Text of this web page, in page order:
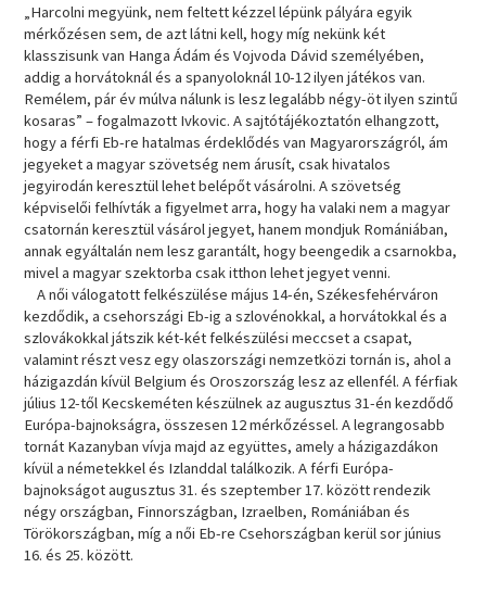
„Harcolni megyünk, nem feltett kézzel lépünk pályára egyik
mérkőzésen sem, de azt látni kell, hogy míg nekünk két
klasszisunk van Hanga Ádám és Vojvoda Dávid személyében,
addig a horvátoknál és a spanyoloknál 10-12 ilyen játékos van.
Remélem, pár év múlva nálunk is lesz legalább négy-öt ilyen szintű
kosaras” – fogalmazott Ivkovic. A sajtótájékoztatón elhangzott,
hogy a férfi Eb-re hatalmas érdeklődés van Magyarországról, ám
jegyeket a magyar szövetség nem árusít, csak hivatalos
jegyirodán keresztül lehet belépőt vásárolni. A szövetség
képviselői felhívták a figyelmet arra, hogy ha valaki nem a magyar
csatornán keresztül vásárol jegyet, hanem mondjuk Romániában,
annak egyáltalán nem lesz garantált, hogy beengedik a csarnokba,
mivel a magyar szektorba csak itthon lehet jegyet venni.
A női válogatott felkészülése május 14-én, Székesfehérváron
kezdődik, a csehországi Eb-ig a szlovénokkal, a horvátokkal és a
szlovákokkal játszik két-két felkészülési meccset a csapat,
valamint részt vesz egy olaszországi nemzetközi tornán is, ahol a
házigazdán kívül Belgium és Oroszország lesz az ellenfél. A férfiak
július 12-től Kecskeméten készülnek az augusztus 31-én kezdődő
Európa-bajnokságra, összesen 12 mérkőzéssel. A legrangosabb
tornát Kazanyban vívja majd az együttes, amely a házigazdákon
kívül a németekkel és Izlanddal találkozik. A férfi Európa-
bajnokságot augusztus 31. és szeptember 17. között rendezik
négy országban, Finnországban, Izraelben, Romániában és
Törökországban, míg a női Eb-re Csehországban kerül sor június
16. és 25. között.